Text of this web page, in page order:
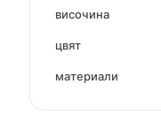
височина
цвят
материали